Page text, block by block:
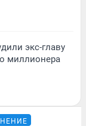
экс-главу
миллионера